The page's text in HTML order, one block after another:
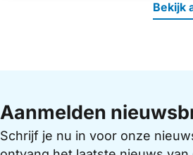
Bekijk
Aanmelden
Schrijf je nu in voor onze